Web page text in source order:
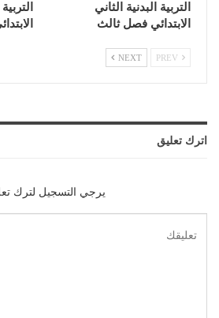
التربية البدنية الثاني
الابتدائي فصل ثالث
NEXT
اترك تعليق
يرجي التسجيل لترك